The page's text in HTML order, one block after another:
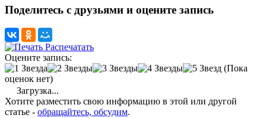
Поделитесь с друзьями и оцените запись
Распечатать
Оцените запись:
(Пока
оценок нет)
Загрузка...
Хотите разместить свою информацию в этой или другой
статье - обращайтесь, обсудим.